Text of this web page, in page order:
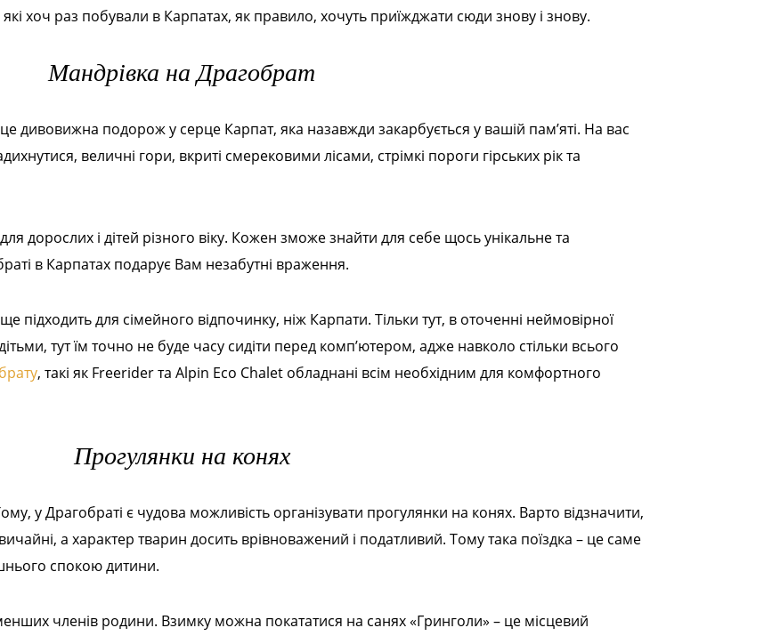
хоч раз побували в Карпатах, як правило, хочуть приїжджати сюди знову і знову.
Мандрівка на Драгобрат
дивовижна подорож у серце Карпат, яка назавжди закарбується у вашій пам’яті. На вас
величні гори, вкриті смерековими лісами, стрімкі пороги гірських рік та
дорослих і дітей різного віку. Кожен зможе знайти для себе щось унікальне та
в Карпатах подарує Вам незабутні враження.
підходить для сімейного відпочинку, ніж Карпати. Тільки тут, в оточенні неймовірної
тут їм точно не буде часу сидіти перед комп’ютером, адже навколо стільки всього
, такі як Freerider та Alpin Eco Chalet обладнані всім необхідним для комфортного
Прогулянки на конях
у Драгобраті є чудова можливість організувати прогулянки на конях. Варто відзначити,
а характер тварин досить врівноважений і податливий. Тому така поїздка – це саме
спокою дитини.
членів родини. Взимку можна покататися на санях «Гринголи» – це місцевий